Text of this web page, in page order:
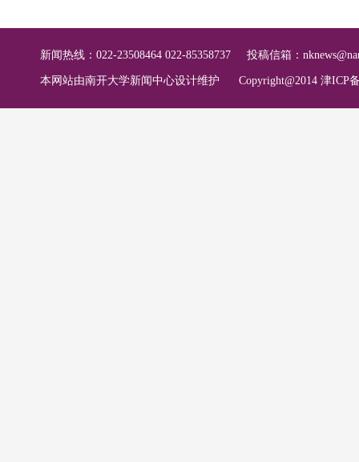
新闻热线：022-23508464 022-85358737 投稿信箱：
本网站由南开大学新闻中心设计维护 Copyright@2014 津ICP